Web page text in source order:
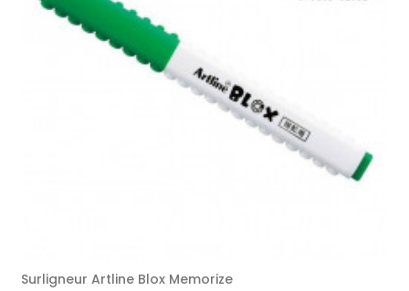
Surligneur Artline Blox Memorize